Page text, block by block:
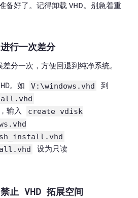
备好了。记得卸载 VHD。别急着重
行一次差分
分一次，方便回退到纯净系统。
。如 V:\windows.vhd 到
，输入
create vdisk
设为只读
止 VHD 拓展空间